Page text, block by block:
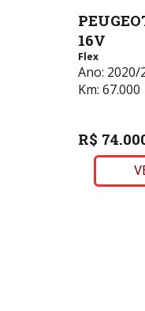
16V
Flex
Ano: 2020/
Km: 67.000
R$